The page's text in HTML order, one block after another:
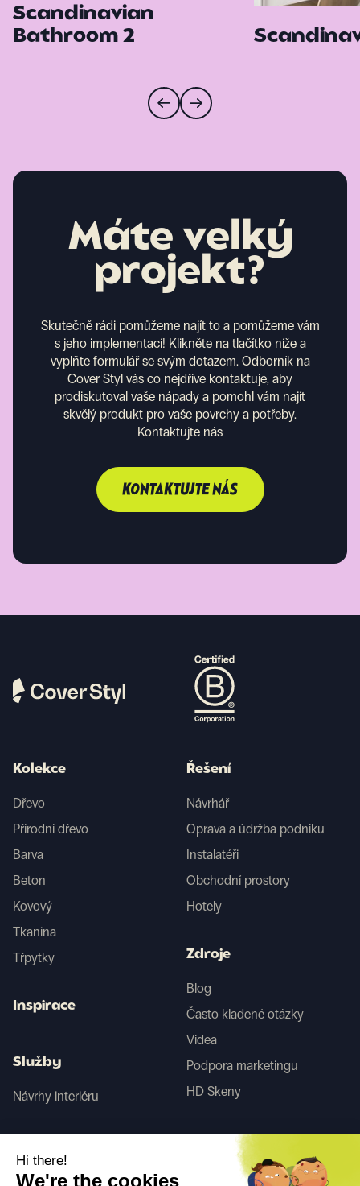
Scandinavian
Bathroom 2
Máte velký
projekt?
Skutečně rádi pomůžeme najít to a pomůžeme vám
s jeho implementací! Klikněte na tlačítko níže a
vyplňte formulář se svým dotazem. Odborník na
Cover Styl vás co nejdříve kontaktuje, aby
prodiskutoval vaše nápady a pomohl vám najít
skvělý produkt pro vaše povrchy a potřeby.
Kontaktujte nás
KONTAKTUJTE NÁS
Kolekce
Dřevo
Přírodní dřevo
Barva
Beton
Kovový
Tkanina
Třpytky
Inspirace
Služby
Návrhy interiéru
Řešení
Návrhář
Oprava a údržba podniku
Instalatéři
Obchodní prostory
Hotely
Zdroje
Blog
Často kladené otázky
Videa
Podpora marketingu
HD Skeny
Hi there!
We're the cookies